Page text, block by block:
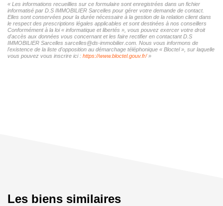
« Les informations recueillies sur ce formulaire sont enregistrées dans un fichier
informatisé par D.S IMMOBILIER Sarcelles pour gérer votre demande de contact.
Elles sont conservées pour la durée nécessaire à la gestion de la relation client dans
le respect des prescriptions légales applicables et sont destinées à nos conseillers
Conformément à la loi « informatique et libertés », vous pouvez exercer votre droit
d'accès aux données vous concernant et les faire rectifier en contactant D.S
IMMOBILIER Sarcelles sarcelles@ds-immobilier.com. Nous vous informons de
l'existence de la liste d'opposition au démarchage téléphonique « Bloctel », sur laquelle
vous pouvez vous inscrire ici : https://www.bloctel.gouv.fr/»
Les biens similaires